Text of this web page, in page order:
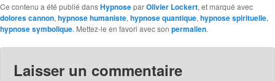
Ce contenu a été publié dansHypnoseparOlivier Lockert, et marqué avec
dolores cannon, hypnose humaniste, hypnose quantique, hypnose spirituelle,
hypnose symbolique. Mettez-le en favori avec son permalien.
Laisser un commentaire